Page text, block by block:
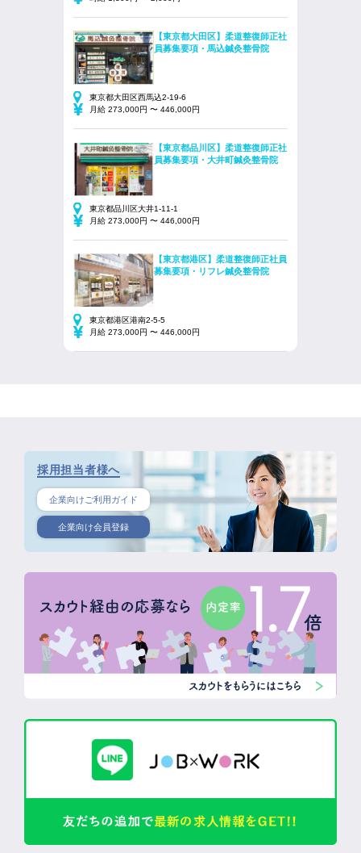
【東京都大田区】柔道整復師正社
員募集要項・馬込鍼灸整骨院
東京都大田区西馬込2-19-6
月給 273,000円 〜 446,000円
【東京都品川区】柔道整復師正社
員募集要項・大井町鍼灸整骨院
東京都品川区大井1-11-1
月給 273,000円 〜 446,000円
【東京都港区】柔道整復師正社員
募集要項・リフレ鍼灸整骨院
東京都港区港南2-5-5
月給 273,000円 〜 446,000円
採用担当者様へ
企業向けご利用ガイド
企業向け会員登録